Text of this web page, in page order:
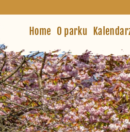
Home O parku